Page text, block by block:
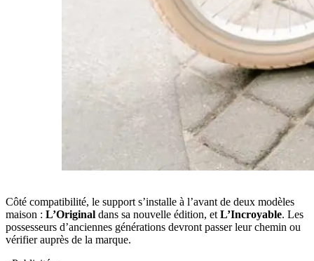
Côté compatibilité, le support s’installe à l’avant de deux modèles
maison : L’Original dans sa nouvelle édition, et L’Incroyable. Les
possesseurs d’anciennes générations devront passer leur chemin ou
vérifier auprès de la marque.